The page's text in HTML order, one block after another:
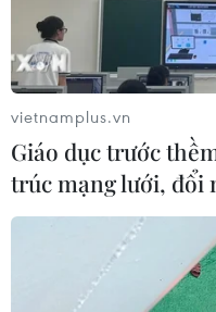
vietnamplus.vn
Giáo dục trước
trúc mạng lưới, đổi